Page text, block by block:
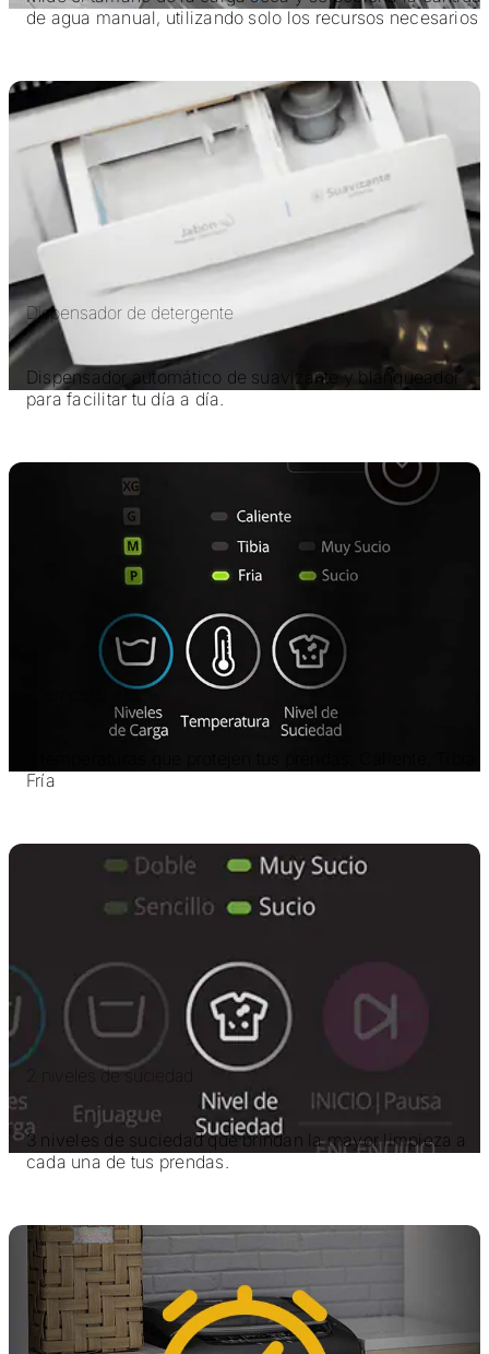
de agua manual, utilizando solo los recursos necesarios
Dispensador de detergente
Dispensador automático de suavizante y blanqueador
para facilitar tu día a día.
3 temperaturas
Fría
2 niveles de suciedad
3 niveles de suciedad que brindan la mayor limpieza a
cada una de tus prendas.